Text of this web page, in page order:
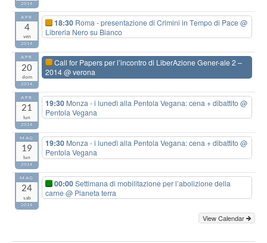
2014
APR
4
ven
2014
18:30 Roma - presentazione di Crimini in Tempo di Pace@
Libreria Nero su Bianco
APR
20
dom
2014
Call for Papers per l’incontro di LiberAzione Gener-ale 2 –
2014@ verona
APR
21
lun
2014
19:30 Monza - i lunedì alla Pentola Vegana: cena + dibattito@
Pentola Vegana
MAG
19
lun
2014
19:30 Monza - i lunedì alla Pentola Vegana: cena + dibattito@
Pentola Vegana
MAG
24
sab
2014
00:00Settimana di mobilitazione per l’abolizione della
carne@ Pianeta terra
View Calendar